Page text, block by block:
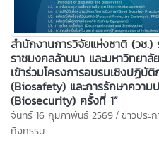
สำนักงานการวิจัยแห่งชาติ (วช.)
ราชมงคลล้านนา และมหาวิทยา
เข้าร่วมโครงการอบรมเชิงปฏิบั
(Biosafety) และการรักษาควา
(Biosecurity) ครั้งที่ 1”
จันทร์ 16 กุมภาพันธ์ 2569 / ข่าวประ
กิจกรรม